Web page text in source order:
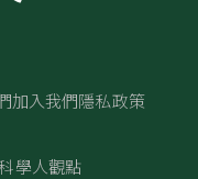
加入我們隱私政策
學人觀點